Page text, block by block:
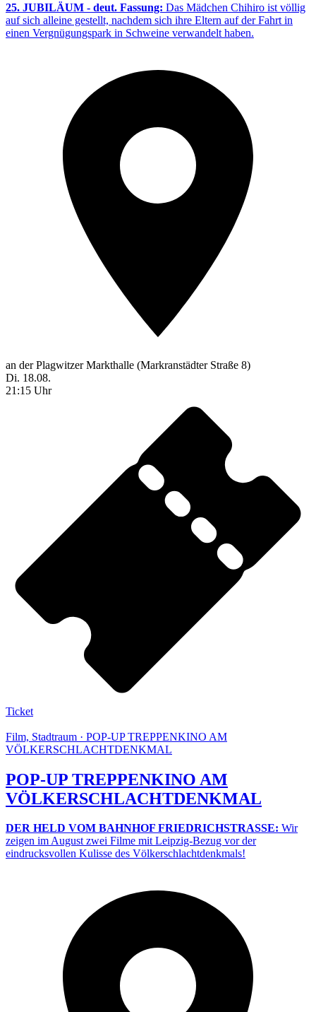
25. JUBILÄUM - deut. Fassung: Das Mädchen Chihiro ist völlig
auf sich alleine gestellt, nachdem sich ihre Eltern auf der Fahrt in
einen Vergnügungspark in Schweine verwandelt haben.
an der Plagwitzer Markthalle (Markranstädter Straße 8)
Di. 18.08.
21:15 Uhr
Ticket
Film, Stadtraum · POP-UP TREPPENKINO AM
VÖLKERSCHLACHTDENKMAL
POP-UP TREPPENKINO AM
VÖLKERSCHLACHTDENKMAL
DER HELD VOM BAHNHOF FRIEDRICHSTRASSE: Wir
zeigen im August zwei Filme mit Leipzig-Bezug vor der
eindrucksvollen Kulisse des Völkerschlachtdenkmals!